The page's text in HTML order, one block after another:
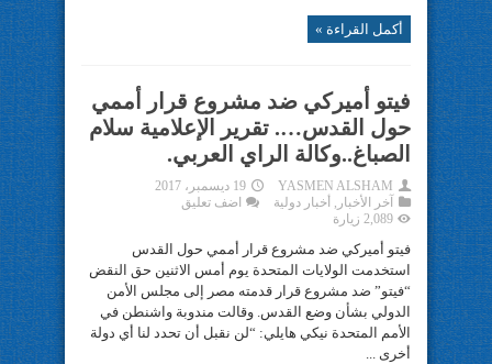
أكمل القراءة »
فيتو أميركي ضد مشروع قرار أممي
حول القدس…. تقرير الإعلامية سلام
الصباغ..وكالة الراي العربي.
YASMEN ALSHAM
19 ديسمبر، 2017
آخر الأخبار , أخبار دولية
اضف تعليق
2,089 زيارة
فيتو أميركي ضد مشروع قرار أممي حول القدس
استخدمت الولايات المتحدة يوم أمس الاثنين حق النقض
“فيتو” ضد مشروع قرار قدمته مصر إلى مجلس الأمن
الدولي بشأن وضع القدس. وقالت مندوبة واشنطن في
الأمم المتحدة نيكي هايلي: “لن نقبل أن تحدد لنا أي دولة
أخرى ...